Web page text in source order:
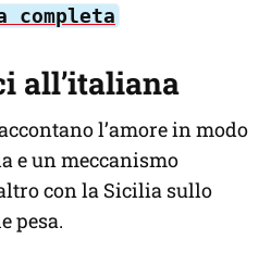
completa
all’italiana
l’amore in modo
e un meccanismo
con la Sicilia sullo
pesa.